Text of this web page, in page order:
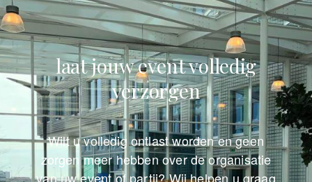
laat jouw event volledig
verzorgen
Wilt u volledig ontlast worden en geen
zorgen meer hebben over de organisatie
van uw event of partij? Wij helpen u graag